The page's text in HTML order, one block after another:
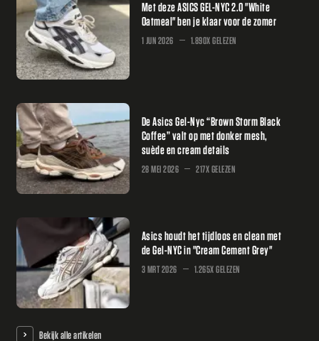
Met deze ASICS GEL-NYC 2.0 "White
Oatmeal" ben je klaar voor de zomer
1 JUN 2026 1.890X GELEZEN
De Asics Gel-Nyc “Brown Storm Black
Coffee” valt op met donker mesh,
suède en cream details
28 MEI 2026 217X GELEZEN
Asics houdt het tijdloos en clean met
de Gel-NYC in "Cream Cement Grey"
3 MRT 2026 1.265X GELEZEN
Bekijk alle artikelen